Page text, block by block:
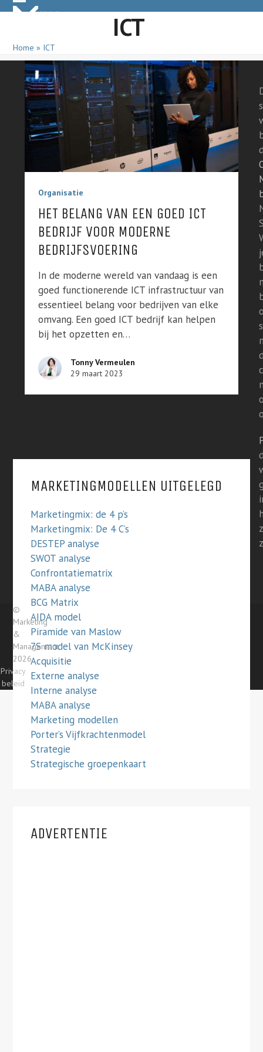
SkipOpen
menu
Close
menu
ICT
Home » ICT
Organisatie
HET BELANG VAN EEN GOED ICT
BEDRIJF VOOR MODERNE
BEDRIJFSVOERING
In de moderne wereld van vandaag is een
goed functionerende ICT infrastructuur van
essentieel belang voor bedrijven van elke
omvang. Een goed ICT bedrijf kan helpen
bij het opzetten en…
Tonny Vermeulen
29 maart 2023
MARKETINGMODELLEN UITGELEGD
Marketingmix: de 4 p’s
Marketingmix: De 4 C’s
DESTEP analyse
SWOT analyse
Confrontatiematrix
MABA analyse
BCG Matrix
AIDA model
Piramide van Maslow
7S model van McKinsey
Acquisitie
Externe analyse
Interne analyse
MABA analyse
Marketing modellen
Porter’s Vijfkrachtenmodel
Strategie
Strategische groepenkaart
ADVERTENTIE
©
Marketing
&
Management
2026
Privacy
beleid